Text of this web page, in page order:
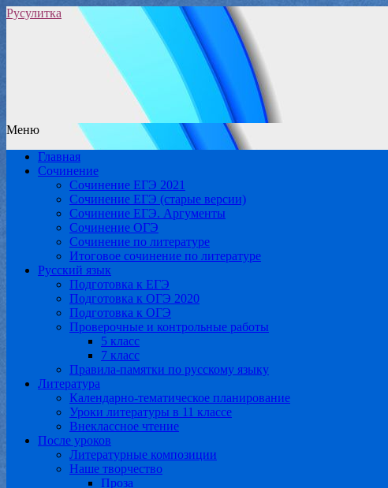
Русулитка
Меню
Главная
Сочинение
Сочинение ЕГЭ 2021
Сочинение ЕГЭ (старые версии)
Сочинение ЕГЭ. Аргументы
Сочинение ОГЭ
Сочинение по литературе
Итоговое сочинение по литературе
Русский язык
Подготовка к ЕГЭ
Подготовка к ОГЭ 2020
Подготовка к ОГЭ
Проверочные и контрольные работы
5 класс
7 класс
Правила-памятки по русскому языку
Литература
Календарно-тематическое планирование
Уроки литературы в 11 классе
Внеклассное чтение
После уроков
Литературные композиции
Наше творчество
Проза